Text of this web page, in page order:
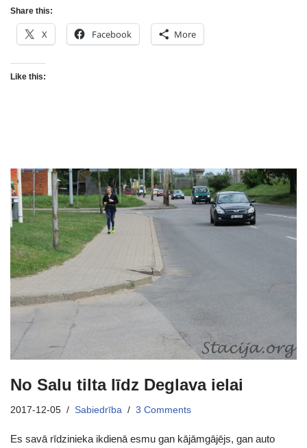
Share this:
X Facebook More
Like this:
No Salu tilta līdz Deglava ielai
2017-12-05 Sabiedrība 3 Comments
Es savā rīdzinieka ikdienā esmu gan kājāmgājējs, gan auto